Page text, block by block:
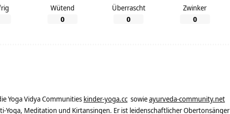
Wütend
0
Überrascht
0
Zwinker
0
Yoga Vidya Communities kinder-yoga.cc sowieayurveda-community.net
Yoga, Meditation und Kirtansingen. Er ist leidenschaftlicher Obertonsänger